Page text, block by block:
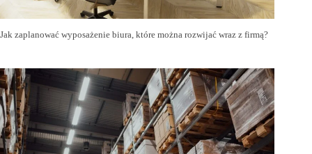
Jak zaplanować wyposażenie biura, które można rozwijać wraz z firmą?